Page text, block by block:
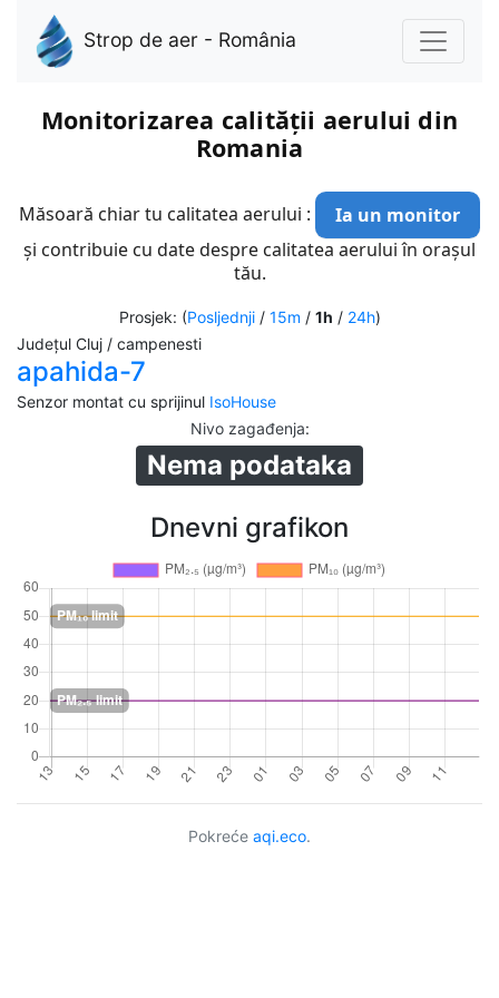
Strop de aer - România
Monitorizarea calității aerului din
Romania
Măsoară chiar tu calitatea aerului :
Ia un monitor
și contribuie cu date despre calitatea aerului în orașul
tău.
Prosjek: (Posljednji/ 15m / 1h / 24h)
Județul Cluj / campenesti
apahida-7
Senzor montat cu sprijinul IsoHouse
Nivo zagađenja:
Nema podataka
Dnevni grafikon
Pokreće aqi.eco.